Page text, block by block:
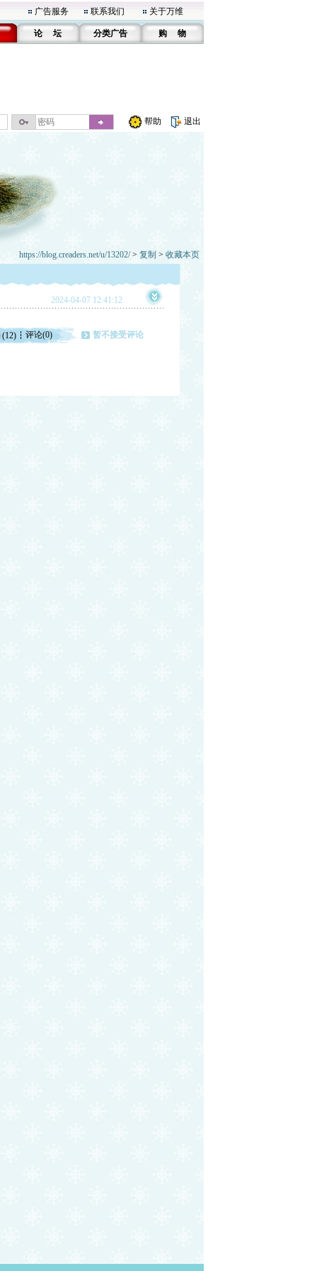
广告服务 联系我们 关于万维
论 坛 分类广告 购 物
帮助 退出
https://blog.creaders.net/u/13202/> 复制 > 收藏本页
2024-04-07 12:41:12
(12) 评论(0) 暂不接受评论